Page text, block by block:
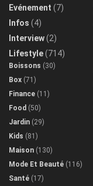
Evénement (7)
Infos (4)
Interview(2)
Lifestyle(714)
Boissons (30)
Box (71)
Finance (11)
Food (50)
Jardin (29)
Kids (81)
Maison (130)
Mode Et Beauté (116)
Santé (17)